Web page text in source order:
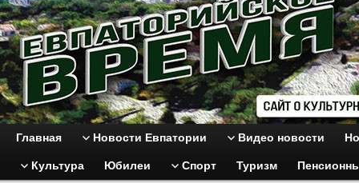
Главная Новости Евпатории Видео новости
Культура Юбилеи Спорт Туризм